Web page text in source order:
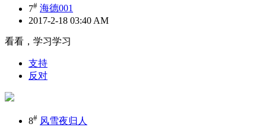
7# 海德001
2017-2-18 03:40 AM
看看，学习学习
支持
反对
8# 风雪夜归人